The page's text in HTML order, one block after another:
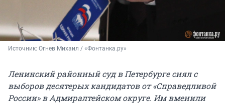
Источник: Огнев Михаил / «Фонтанка.ру»
Ленинский районный суд в Петербурге снял с
выборов десятерых кандидатов от «Справедливой
России» в Адмиралтейском округе. Им вменили